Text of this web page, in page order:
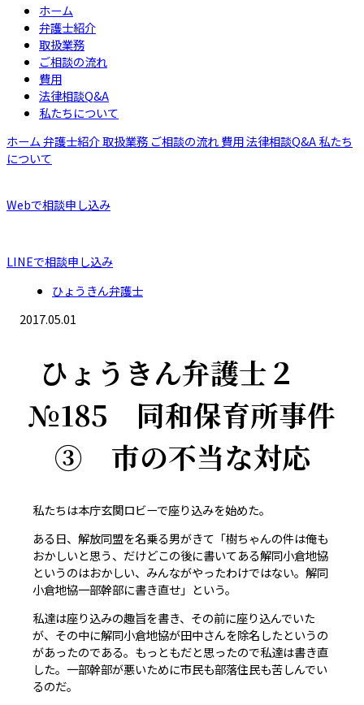
ホーム
弁護士紹介
取扱業務
ご相談の流れ
費用
法律相談Q&A
私たちについて
ホーム弁護士紹介取扱業務 ご相談の流れ費用法律相談Q&A私たち
について
Webで相談申し込み
LINEで相談申し込み
ひょうきん弁護士
2017.05.01
ひょうきん弁護士２
№185 同和保育所事件
③ 市の不当な対応
私たちは本庁玄関ロビーで座り込みを始めた。
ある日、解放同盟を名乗る男がきて「樹ちゃんの件は俺も
おかしいと思う、だけどこの後に書いてある解同小倉地協
というのはおかしい、みんながやったわけではない。解同
小倉地協一部幹部に書き直せ」という。
私達は座り込みの趣旨を書き、その前に座り込んでいた
が、その中に解同小倉地協が田中さんを除名したというの
があったのである。もっともだと思ったので私達は書き直
した。一部幹部が悪いために市民も部落住民も苦しんでい
るのだ。